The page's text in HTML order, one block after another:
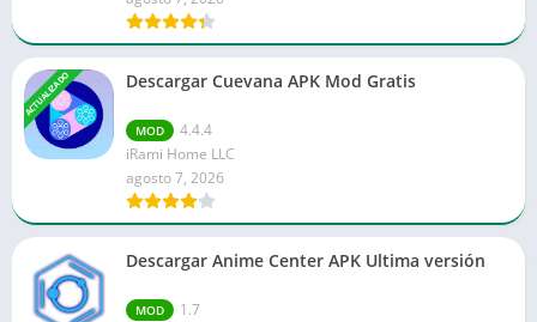
ACTUALIZADO Descargar Cuevana APK Mod Gratis
MOD
4.4.4
iRami Home LLC
agosto 7, 2026
Descargar Anime Center APK Ultima versión
MOD
1.7